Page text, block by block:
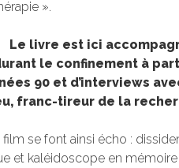
».
Le livre est ici
le confinement à
90 et d’interviews
franc-tireur de la
film se font ainsi écho :
et kaléidoscope en